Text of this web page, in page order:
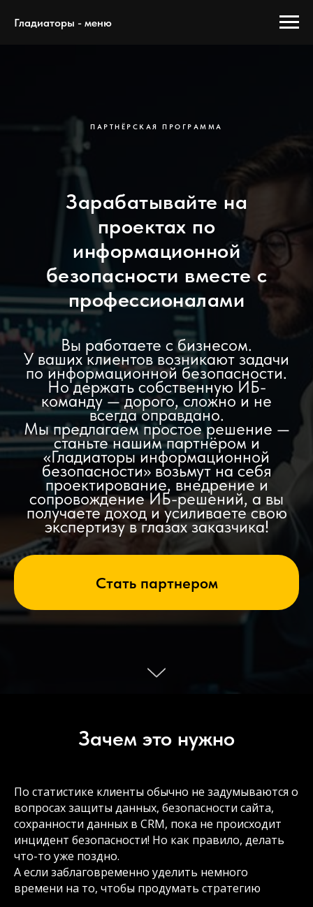
Гладиаторы - меню
ПАРТНЁРСКАЯ ПРОГРАММА
Зарабатывайте на
проектах по
информационной
безопасности вместе с
профессионалами
Вы работаете с бизнесом.
У ваших клиентов возникают задачи
по информационной безопасности.
Но держать собственную ИБ-
команду — дорого, сложно и не
всегда оправдано.
Мы предлагаем простое решение —
станьте нашим партнёром и
«Гладиаторы информационной
безопасности» возьмут на себя
проектирование, внедрение и
сопровождение ИБ-решений, а вы
получаете доход и усиливаете свою
экспертизу в глазах заказчика!
Стать партнером
Зачем это нужно
По статистике клиенты обычно не задумываются о
вопросах защиты данных, безопасности сайта,
сохранности данных в CRM, пока не происходит
инцидент безопасности! Но как правило, делать
что-то уже поздно.
А если заблаговременно уделить немного
времени на то, чтобы продумать стратегию